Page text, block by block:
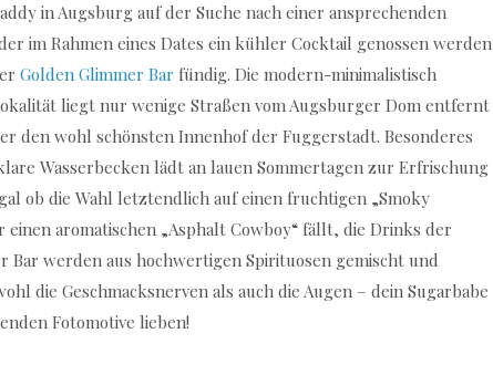
in Augsburg auf der Suche nach einer ansprechenden
im Rahmen eines Dates ein kühler Cocktail genossen werden
Golden Glimmer Bar fündig. Die modern-minimalistisch
liegt nur wenige Straßen vom Augsburger Dom entfernt
den wohl schönsten Innenhof der Fuggerstadt. Besonderes
Wasserbecken lädt an lauen Sommertagen zur Erfrischung
ob die Wahl letztendlich auf einen fruchtigen „Smoky
einen aromatischen „Asphalt Cowboy“ fällt, die Drinks der
Bar werden aus hochwertigen Spirituosen gemischt und
die Geschmacksnerven als auch die Augen – dein Sugarbabe
Fotomotive lieben!